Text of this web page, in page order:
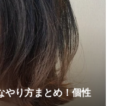
やり方まとめ！個性